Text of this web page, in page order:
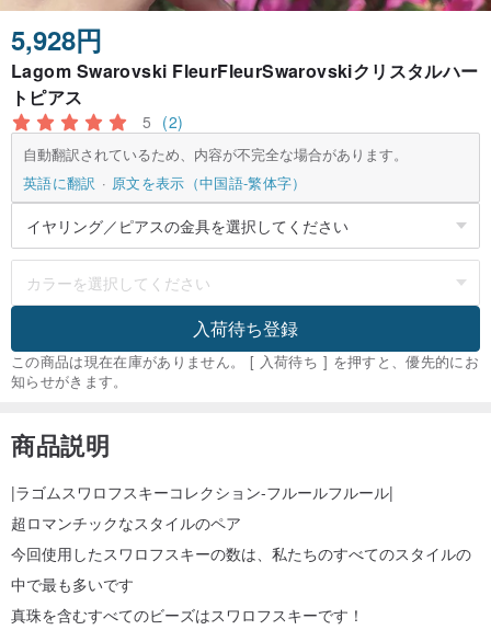
5,928円
Lagom Swarovski FleurFleurSwarovskiクリスタルハー
トピアス
5 (2)
自動翻訳されているため、内容が不完全な場合があります。
英語に翻訳
原文を表示（中国語-繁体字）
入荷待ち登録
この商品は現在在庫がありません。 [ 入荷待ち ] を押すと、優先的にお
知らせがきます。
商品説明
|ラゴムスワロフスキーコレクション-フルールフルール|
超ロマンチックなスタイルのペア
今回使用したスワロフスキーの数は、私たちのすべてのスタイルの
中で最も多いです
真珠を含むすべてのビーズはスワロフスキーです！